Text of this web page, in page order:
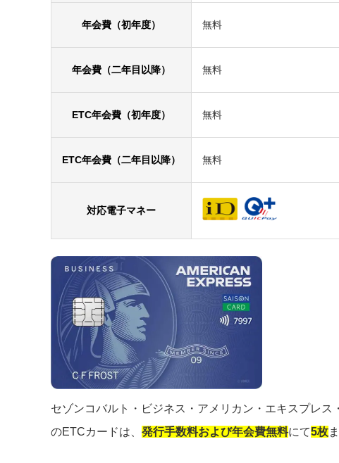
年会費（初年度） 無料
年会費（二年目以降） 無料
ETC年会費（初年度） 無料
ETC年会費（二年目以降） 無料
対応電子マネー
セゾンコバルト・ビジネス・アメリカン・エキスプレス
のETCカードは、 発行手数料および年会費無料にて5枚